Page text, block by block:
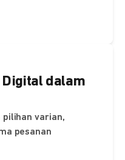
dalam
pilihan varian,
pesanan